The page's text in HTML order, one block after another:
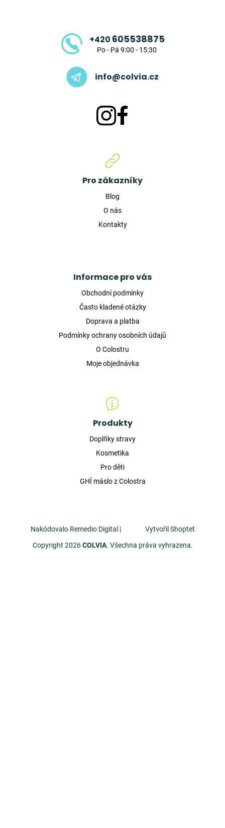
+420 605538875
Po - Pá 9:00 - 15:30
info@colvia.cz
Pro zákazníky
Blog
O nás
Kontakty
Informace pro vás
Obchodní podmínky
Často kladené otázky
Doprava a platba
Podmínky ochrany osobních údajů
O Colostru
Moje objednávka
Produkty
Doplňky stravy
Kosmetika
Pro děti
GHÍ máslo z Colostra
Nakódovalo Remedio Digital | Vytvořil Shoptet
Copyright 2026COLVIA. Všechna práva vyhrazena.